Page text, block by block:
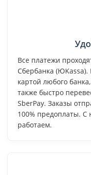
Все платежи
Сбербанка (ЮKassa).
картой любого
также быстро
SberPay. Заказы
100% предоплаты.
работаем.